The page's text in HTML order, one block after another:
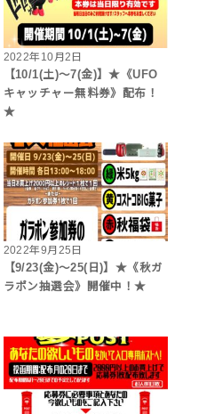
2022年10月2日
【10/1(土)～7(金)】★《UFO
キャッチャー無料券》配布！
★
2022年9月25日
【9/23(金)～25(日)】★《秋ガ
ラポン抽選会》開催中！★